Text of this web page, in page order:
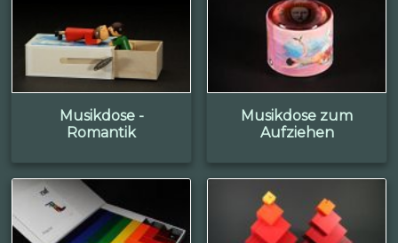
Musikdose -
Romantik
Musikdose zum
Aufziehen